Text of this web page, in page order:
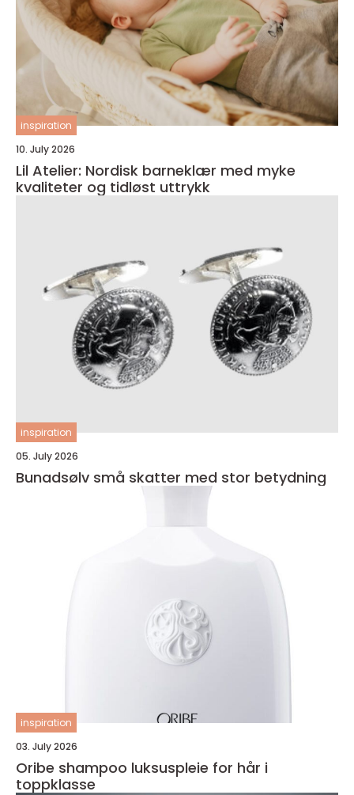
inspiration
10. July 2026
Lil Atelier: Nordisk barneklær med myke
kvaliteter og tidløst uttrykk
inspiration
05. July 2026
Bunadsølv små skatter med stor betydning
inspiration
03. July 2026
Oribe shampoo luksuspleie for hår i
toppklasse